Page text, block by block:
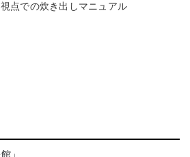
点での炊き出しマニュアル
」